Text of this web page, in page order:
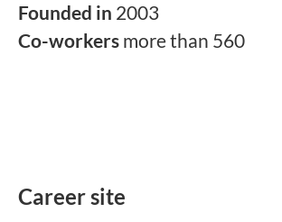
Founded in 2003
Co-workers more than 560
Career site